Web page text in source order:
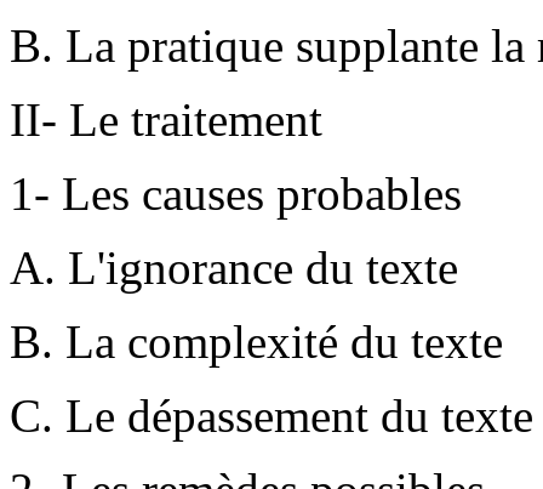
B. La pratique supplante
II- Le traitement
1- Les causes probables
A. L'ignorance du texte
B. La complexité du texte
C. Le dépassement du texte